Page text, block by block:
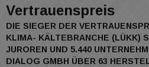
Vertrauenspreis
DIE SIEGER DER
KLIMA- KÄLTEBRANCHE (LÜKK)
JUROREN UND 5.440
DIALOG GMBH ÜBER 63